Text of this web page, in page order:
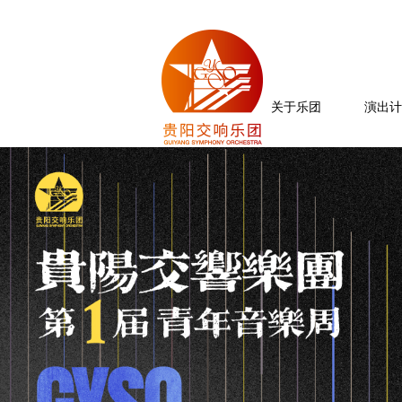
关于乐团 演出